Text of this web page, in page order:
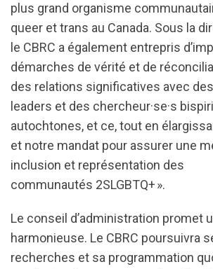
plus grand organisme
queer et trans au Canada. Sous la
le CBRC a également entrepris
démarches de vérité et de
des relations significatives avec des
leaders et des chercheur·se·s
autochtones, et ce, tout en
et notre mandat pour assurer une
inclusion et représentation des
communautés 2SLGBTQ+».
Le conseil d’administration promet
harmonieuse. Le CBRC poursuivra
recherches et sa programmation